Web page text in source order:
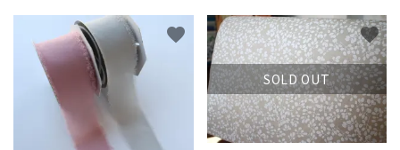
favorite
SOLD OUT
favorite